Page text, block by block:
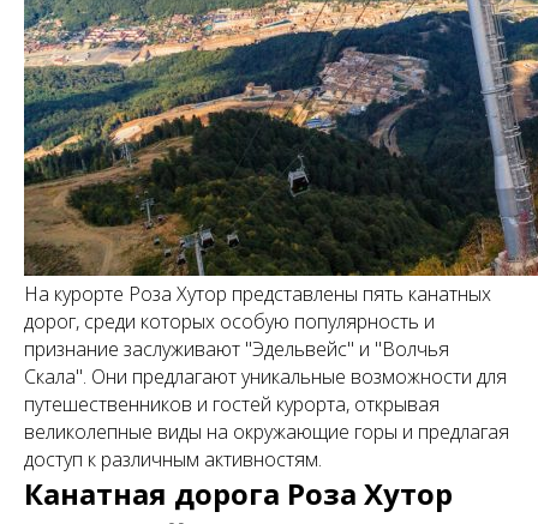
На курорте Роза Хутор представлены пять канатных
дорог, среди которых особую популярность и
признание заслуживают "Эдельвейс" и "Волчья
Скала". Они предлагают уникальные возможности для
путешественников и гостей курорта, открывая
великолепные виды на окружающие горы и предлагая
доступ к различным активностям.
Канатная дорога Роза Хутор